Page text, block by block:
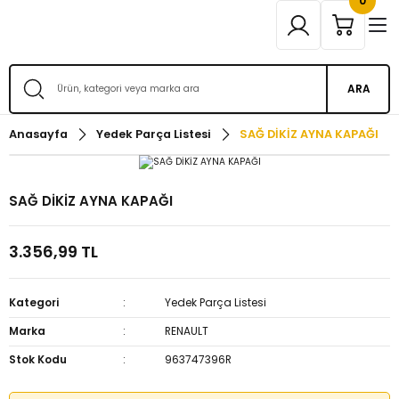
ARA
Anasayfa Yedek Parça Listesi SAĞ DİKİZ AYNA KAPAĞI
SAĞ DİKİZ AYNA KAPAĞI
3.356,99 TL
Kategori
Yedek Parça Listesi
Marka
RENAULT
Stok Kodu
963747396R